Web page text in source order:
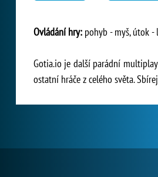
Ovládání hry: pohyb - myš, útok
Gotia.io je další parádní
ostatní hráče z celého světa.